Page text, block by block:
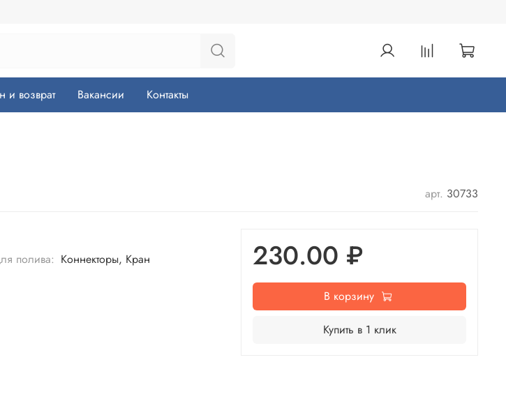
и возврат Вакансии Контакты
арт. 30733
полива: Коннекторы, Кран
230.00 ₽
В корзину
Купить в 1 клик